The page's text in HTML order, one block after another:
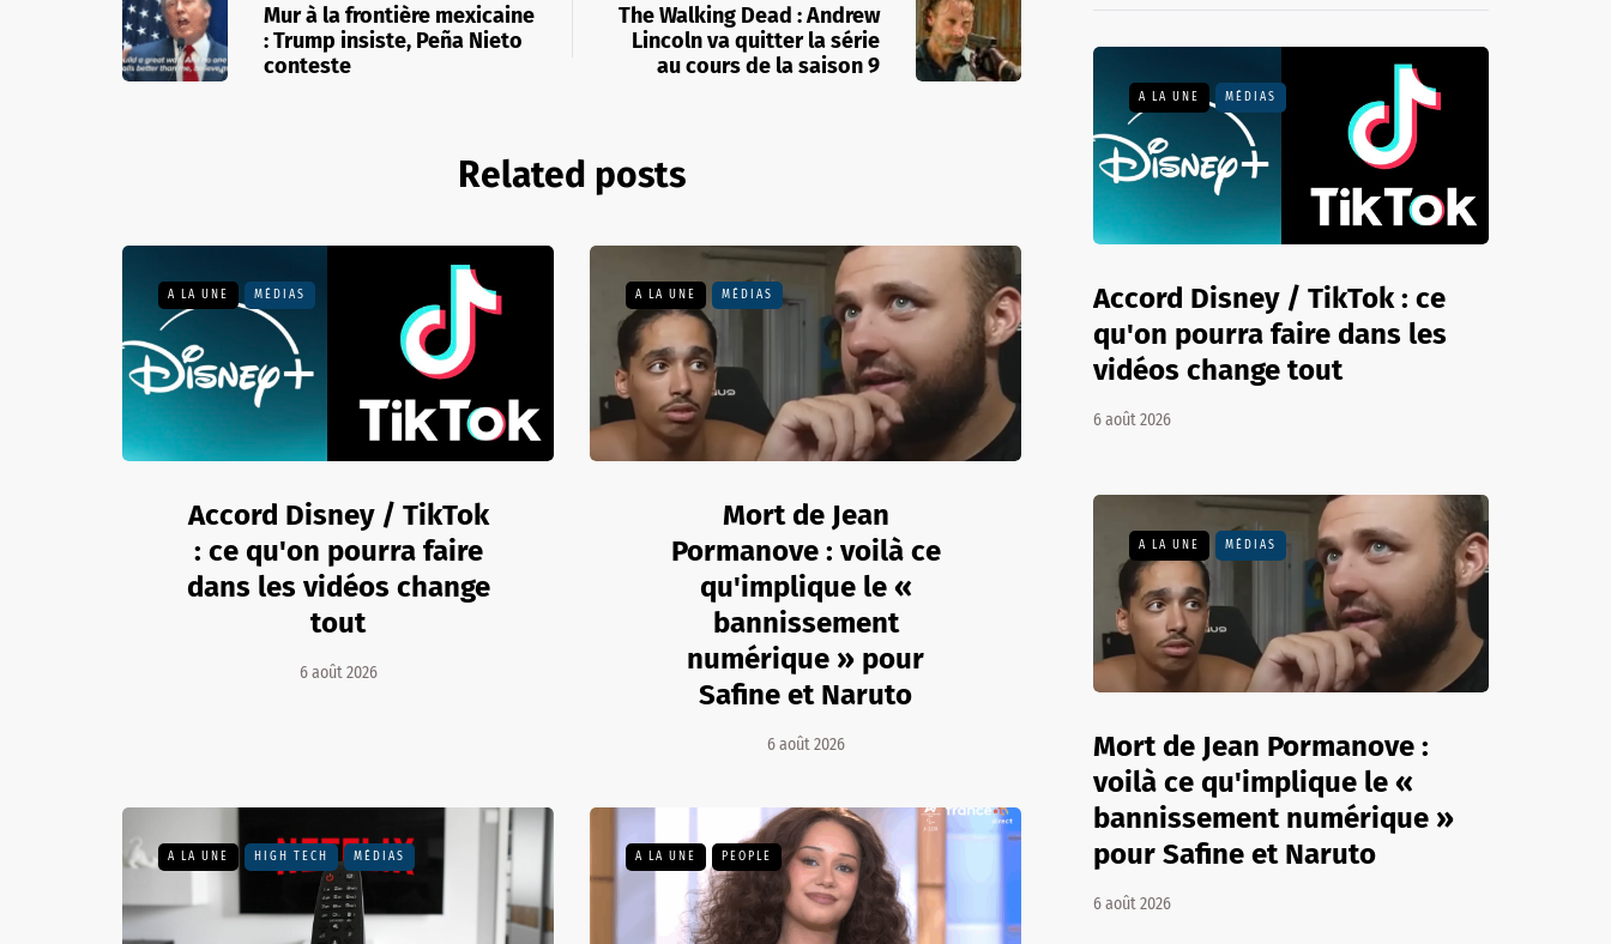
Mur à la frontière mexicaine
: Trump insiste, Peña Nieto
conteste
The Walking Dead : Andrew
Lincoln va quitter la série
au cours de la saison 9
Related posts
A LA UNE MÉDIAS
Accord Disney / TikTok
: ce qu'on pourra faire
dans les vidéos change
tout
6 août 2026
A LA UNE MÉDIAS
Mort de Jean
Pormanove : voilà ce
qu'implique le «
bannissement
numérique » pour
Safine et Naruto
6 août 2026
A LA UNE HIGH TECH MÉDIAS A LA UNE PEOPLE
A LA UNE MÉDIAS
Accord Disney / TikTok : ce
qu'on pourra faire dans les
vidéos change tout
6 août 2026
A LA UNE MÉDIAS
Mort de Jean Pormanove :
voilà ce qu'implique le «
bannissement numérique »
pour Safine et Naruto
6 août 2026